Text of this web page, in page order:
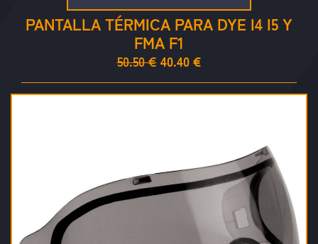
PANTALLA TÉRMICA PARA DYE I4 I5 Y
FMA F1
50.50 € 40.40 €